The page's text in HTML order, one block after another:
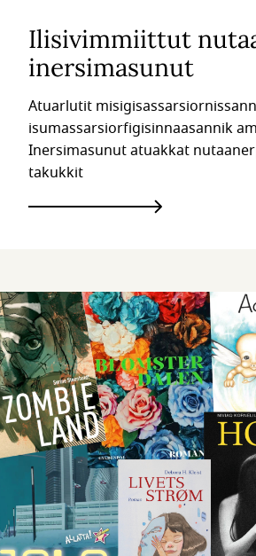
Ilisivimmiittut
inersimasunut
Atuarlutit
isumassarsiorfigisinnaasannik
Inersimasunut atuakkat
takukkit